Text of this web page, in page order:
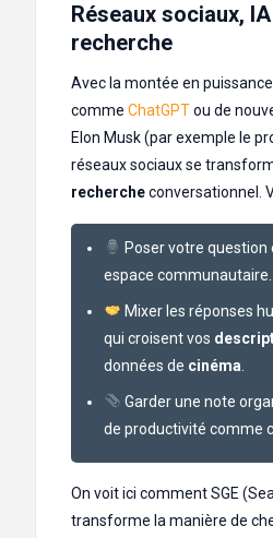
Réseaux sociaux,
recherche
Avec la montée en
comme ChatGPTou de
Elon Musk (par exemple le
réseaux sociaux se
rechercheconversationnel.
Poser votre question
espace communautaire.
Mixer les réponses
qui croisent vos
données de cinéma
Garder une note
de productivité comme
On voit ici comment SGE
transforme la manière de